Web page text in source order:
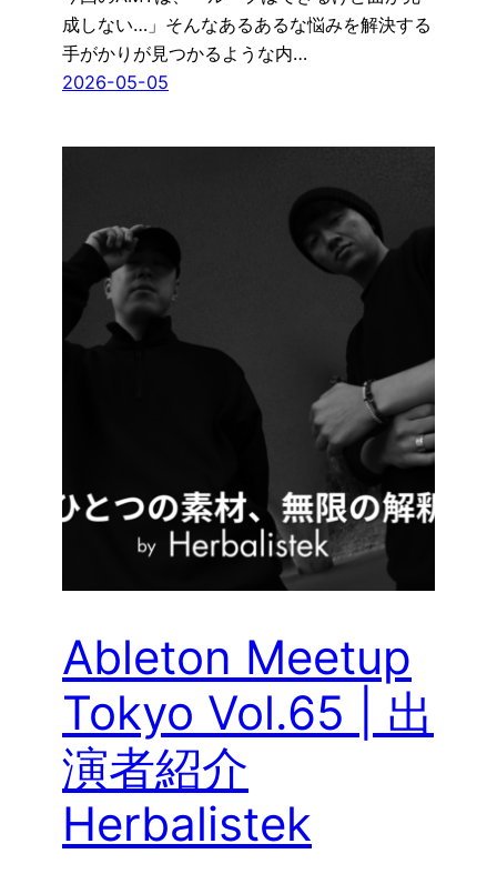
成しない…」そんなあるあるな悩みを解決する
手がかりが見つかるような内…
2026-05-05
Ableton Meetup
Tokyo Vol.65 | 出
演者紹介
Herbalistek